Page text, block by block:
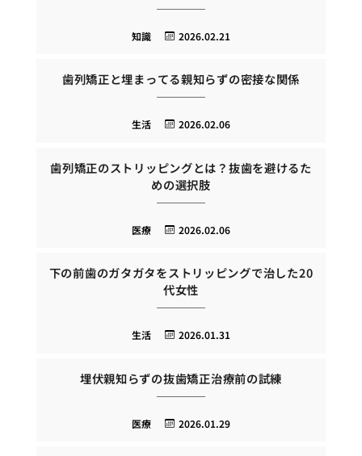
2026.02.21
知識
歯列矯正と埋まってる親知らずの密接な関係
2026.02.06
生活
歯列矯正のストリッピングとは？抜歯を避けるた
めの選択肢
2026.02.06
医療
下の前歯のガタガタをストリッピングで治した20
代女性
2026.01.31
生活
埋伏親知らずの抜歯矯正治療前の試練
2026.01.29
医療